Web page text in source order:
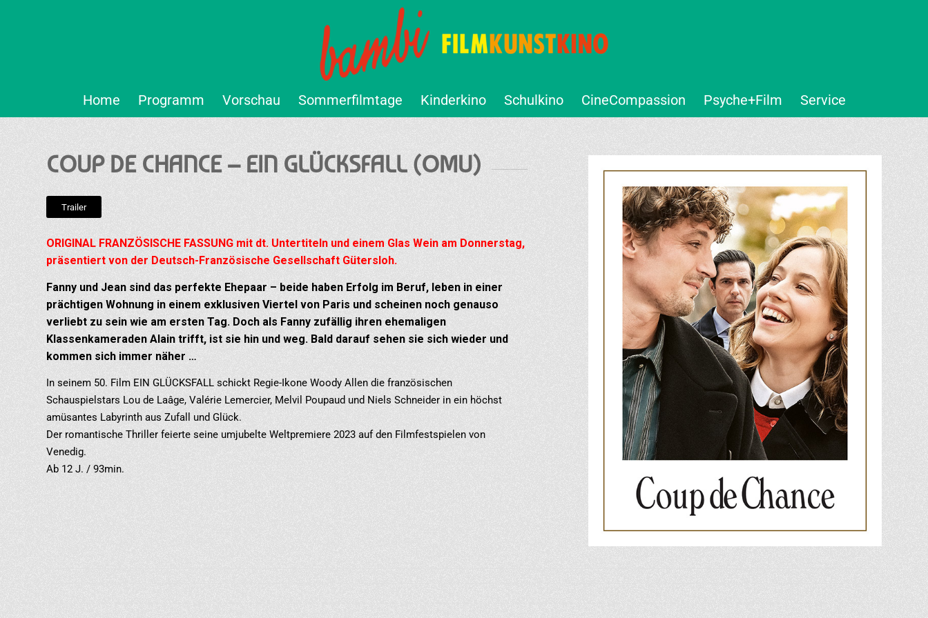
Home Programm Vorschau Sommerfilmtage Kinderkino Schulkino CineCompassion Psyche+Film Service
COUP DE CHANCE – EIN GLÜCKSFALL (OMU)
Trailer
ORIGINAL FRANZÖSISCHE FASSUNG mit dt. Untertiteln und einem Glas Wein am Donnerstag,
präsentiert von der Deutsch-Französische Gesellschaft Gütersloh.
Fanny und Jean sind das perfekte Ehepaar – beide haben Erfolg im Beruf, leben in einer
prächtigen Wohnung in einem exklusiven Viertel von Paris und scheinen noch genauso
verliebt zu sein wie am ersten Tag. Doch als Fanny zufällig ihren ehemaligen
Klassenkameraden Alain trifft, ist sie hin und weg. Bald darauf sehen sie sich wieder und
kommen sich immer näher …
In seinem 50. Film EIN GLÜCKSFALL schickt Regie-Ikone Woody Allen die französischen
Schauspielstars Lou de Laâge, Valérie Lemercier, Melvil Poupaud und Niels Schneider in ein höchst
amüsantes Labyrinth aus Zufall und Glück.
Der romantische Thriller feierte seine umjubelte Weltpremiere 2023 auf den Filmfestspielen von
Venedig.
Ab 12 J. / 93min.